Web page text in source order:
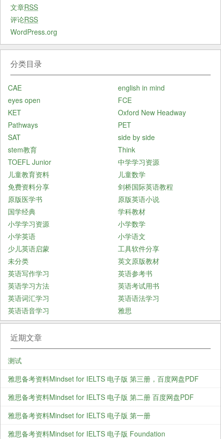
文章RSS
评论RSS
WordPress.org
分类目录
CAE
english in mind
eyes open
FCE
KET
Oxford New Headway
Pathways
PET
SAT
side by side
stem教育
Think
TOEFL Junior
中学学习资源
儿童教育资料
儿童数学
免费资料分享
剑桥国际英语教程
原版医学书
原版英语小说
国学经典
学科教材
小学学习资源
小学数学
小学英语
小学语文
少儿英语启蒙
工具软件分享
未分类
英文原版教材
英语写作学习
英语参考书
英语学习方法
英语考试用书
英语词汇学习
英语语法学习
英语语音学习
雅思
近期文章
测试
雅思备考资料Mindset for IELTS 电子版 第三册，百度网盘PDF
雅思备考资料Mindset for IELTS 电子版 第二册 百度网盘PDF
雅思备考资料Mindset for IELTS 电子版 第一册
雅思备考资料Mindset for IELTS 电子版 Foundation